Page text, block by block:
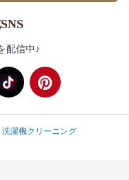
配信中♪
洗濯機クリーニング